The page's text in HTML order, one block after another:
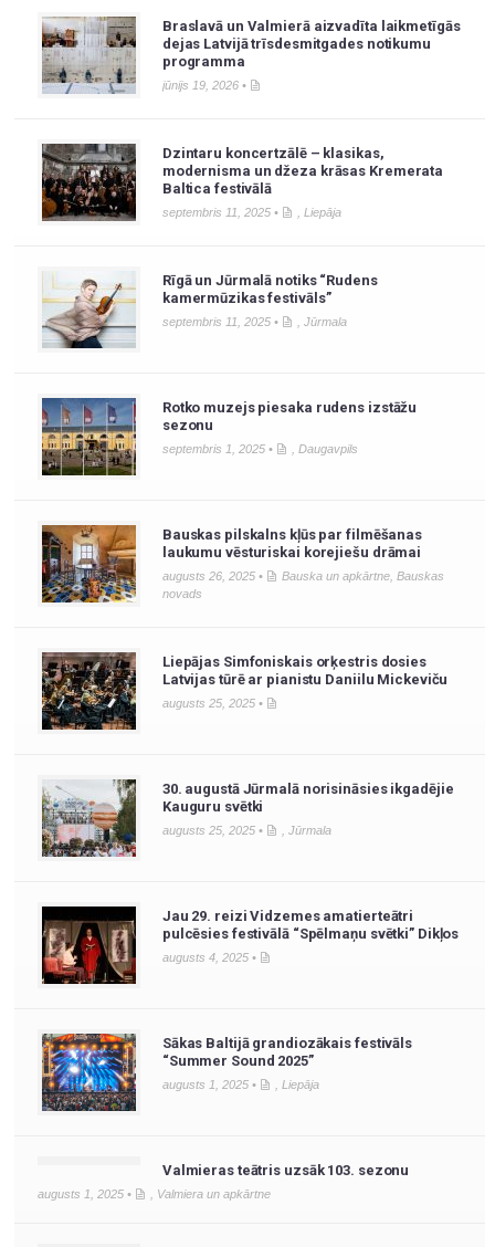
Braslavā un Valmierā aizvadīta laikmetīgās
dejas Latvijā trīsdesmitgades notikumu
programma
jūnijs 19, 2026 •
Dzintaru koncertzālē – klasikas,
modernisma un džeza krāsas Kremerata
Baltica festivālā
septembris 11, 2025 • Liepāja
Rīgā un Jūrmalā notiks “Rudens
kamermūzikas festivāls”
septembris 11, 2025 • Jūrmala
Rotko muzejs piesaka rudens izstāžu
sezonu
septembris 1, 2025 • Daugavpils
Bauskas pilskalns kļūs par filmēšanas
laukumu vēsturiskai korejiešu drāmai
augusts 26, 2025 • Bauska un apkārtne, Bauskas
novads
Liepājas Simfoniskais orķestris dosies
Latvijas tūrē ar pianistu Daniilu Mickeviču
augusts 25, 2025 •
30. augustā Jūrmalā norisināsies ikgadējie
Kauguru svētki
augusts 25, 2025 • Jūrmala
Jau 29. reizi Vidzemes amatierteātri
pulcēsies festivālā “Spēlmaņu svētki” Dikļos
augusts 4, 2025 •
Sākas Baltijā grandiozākais festivāls
“Summer Sound 2025”
augusts 1, 2025 • Liepāja
Valmieras teātris uzsāk 103. sezonu
augusts 1, 2025 • Valmiera un apkārtne